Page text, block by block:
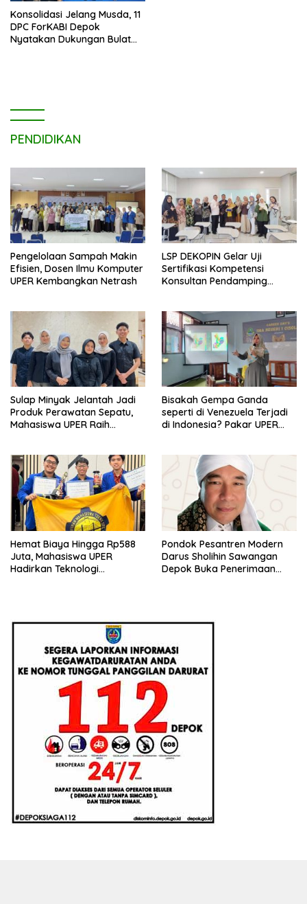
Konsolidasi Jelang Musda, 11
DPC ForKABI Depok
Nyatakan Dukungan Bulat
PENDIDIKAN
Pengelolaan Sampah Makin
Efisien, Dosen Ilmu Komputer
UPER Kembangkan Netrash
LSP DEKOPIN Gelar Uji
Sertifikasi Kompetensi
Konsultan Pendamping
Sulap Minyak Jelantah Jadi
Produk Perawatan Sepatu,
Mahasiswa UPER Raih
Bisakah Gempa Ganda
seperti di Venezuela Terjadi
di Indonesia? Pakar UPER
Hemat Biaya Hingga Rp588
Juta, Mahasiswa UPER
Hadirkan Teknologi
Pondok Pesantren Modern
Darus Sholihin Sawangan
Depok Buka Penerimaan